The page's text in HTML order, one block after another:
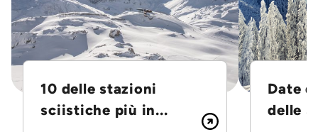
10 delle stazioni
sciistiche più in...
Date
delle